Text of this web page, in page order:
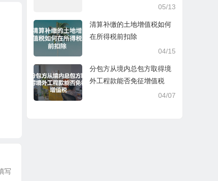
写
05/13
清算补缴的土地增值税如何
在所得税前扣除
04/15
分包方从境内总包方取得境
外工程款能否免征增值税
04/07